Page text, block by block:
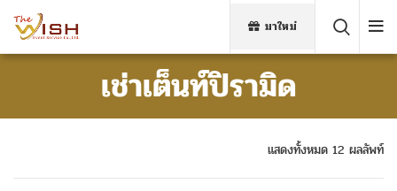
มาใหม่
เช่าเต็นท์ปิรามิด
แสดงทั้งหมด 12 ผลลัพท์